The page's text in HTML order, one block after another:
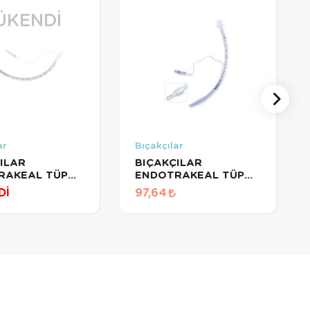
TÜP
/BALONLU
Bıçakçılar
BIÇAKÇILAR
ENDOTRAKEAL TÜP
KAFLI/BALONLU NO:
7.5 ENTÜBASYON
97,64